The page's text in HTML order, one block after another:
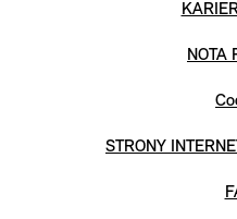
NOTA
STRONY